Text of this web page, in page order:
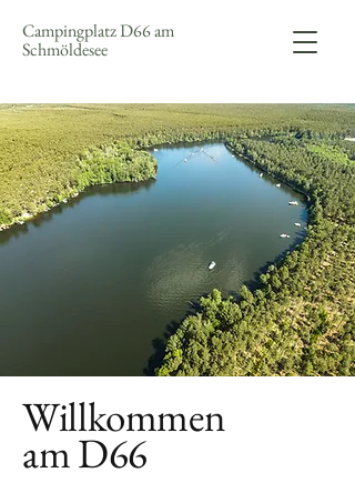
Campingplatz D66 am
Schmöldesee
Willkommen
am D66